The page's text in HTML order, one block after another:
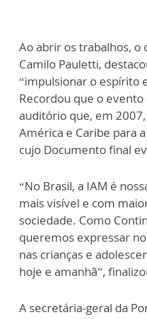
Ao abrir os trabalhos, o
Camilo Pauletti,
“impulsionar o espírito
Recordou que o
auditório que, em
América e Caribe para
cujo Documento final
“No Brasil, a IAM é
mais visível e com
sociedade. Como
queremos expressar
nas crianças e
hoje e amanhã”,
A secretária-geral da